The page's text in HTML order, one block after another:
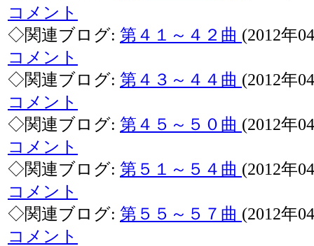
コメント
◇関連ブログ: 第４１～４２曲 (2012年
コメント
◇関連ブログ: 第４３～４４曲 (2012年
コメント
◇関連ブログ: 第４５～５０曲 (2012年
コメント
◇関連ブログ: 第５１～５４曲 (2012年
コメント
◇関連ブログ: 第５５～５７曲 (2012年
コメント